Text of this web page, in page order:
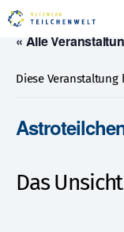
« Alle
Diese
Das